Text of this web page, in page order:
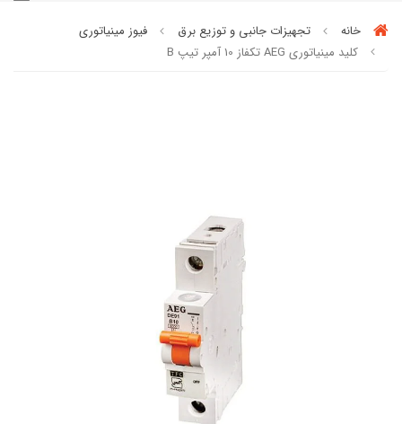
خانه تجهیزات جانبی و توزیع برق
فیوز مینیاتوری
کلید مینیاتوری AEG تکفاز 10 آمپر تیپ B